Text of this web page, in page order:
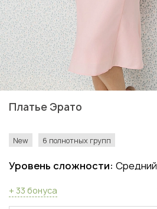
Платье Эрато
New 6 полнотных групп
Уровень сложности: Средний
+ 33 бонуса